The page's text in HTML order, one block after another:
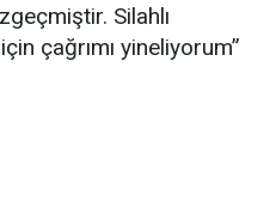
Silahlı
çağrımı yineliyorum”